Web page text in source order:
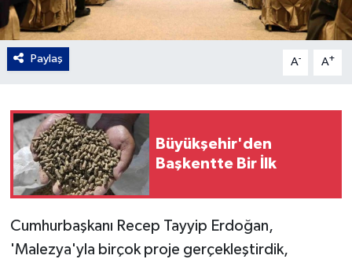
Paylaş A- A+
Büyükşehir'den
Başkentte Bir İlk
Cumhurbaşkanı Recep Tayyip Erdoğan,
'Malezya'yla birçok proje gerçekleştirdik,